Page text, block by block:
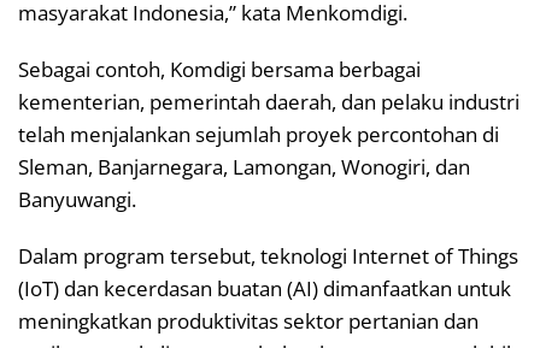
masyarakat Indonesia,” kata Menkomdigi.
Sebagai contoh, Komdigi bersama berbagai
kementerian, pemerintah daerah, dan pelaku industri
telah menjalankan sejumlah proyek percontohan di
Sleman, Banjarnegara, Lamongan, Wonogiri, dan
Banyuwangi.
Dalam program tersebut, teknologi Internet of Things
(IoT) dan kecerdasan buatan (AI) dimanfaatkan untuk
meningkatkan produktivitas sektor pertanian dan